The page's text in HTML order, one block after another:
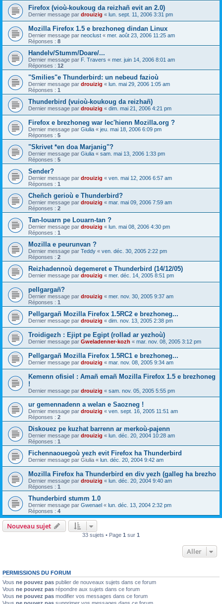
Firefox (vioù-koukoug da reizhañ evit an 2.0)
Dernier message par drouizig « lun. sept. 11, 2006 3:31 pm
Mozilla Firefox 1.5 e brezhoneg dindan Linux
Dernier message par neoclust « mer. août 23, 2006 11:25 am
Réponses : 8
Handelv/Stumm/Doare/...
Dernier message par F. Travers « mer. juin 14, 2006 8:01 am
Réponses : 12
"Smilies"e Thunderbird: un nebeud fazioù
Dernier message par drouizig « lun. mai 29, 2006 1:05 am
Réponses : 1
Thunderbird (vuioù-koukoug da reizhañ)
Dernier message par drouizig « dim. mai 21, 2006 4:21 pm
Firefox e brezhoneg war lec'hienn Mozilla.org ?
Dernier message par Giulia « jeu. mai 18, 2006 6:09 pm
Réponses : 5
"Skrivet *en doa Marjanig"?
Dernier message par Giulia « sam. mai 13, 2006 1:33 pm
Réponses : 5
Sender?
Dernier message par drouizig « ven. mai 12, 2006 6:57 am
Réponses : 1
Cheñch gerioù e Thunderbird?
Dernier message par drouizig « mar. mai 09, 2006 7:59 am
Réponses : 2
Tan-louarn pe Louarn-tan ?
Dernier message par drouizig « lun. mai 08, 2006 4:30 pm
Réponses : 1
Mozilla e peurunvan ?
Dernier message par Teddy « ven. déc. 30, 2005 2:22 pm
Réponses : 2
Reizhadennoù degemeret e Thunderbird (14/12/05)
Dernier message par drouizig « mer. déc. 14, 2005 8:51 pm
pellgargañ?
Dernier message par drouizig « mer. nov. 30, 2005 9:37 am
Réponses : 1
Pellgargañ Mozilla Firefox 1.5RC2 e brezhoneg...
Dernier message par drouizig « dim. nov. 13, 2005 2:38 pm
Troidigezh : Ejipt pe Egipt (rollad ar yezhoù)
Dernier message par Gweladenner-kozh « mar. nov. 08, 2005 3:12 pm
Pellgargañ Mozilla Firefox 1.5RC1 e brezhoneg...
Dernier message par drouizig « mar. nov. 08, 2005 9:34 am
Kemenn ofisiel : Amañ emañ Mozilla Firefox 1.5 e brezhoneg
!
Dernier message par drouizig « sam. nov. 05, 2005 5:55 pm
ur gemennadenn a welan e Saozneg !
Dernier message par drouizig « ven. sept. 16, 2005 11:51 am
Réponses : 2
Diskouez pe kuzhat barrenn ar merkoù-pajenn
Dernier message par drouizig « lun. déc. 20, 2004 10:28 am
Réponses : 1
Fichennaouegoù yezh evit Firefox ha Thunderbird
Dernier message par Giulia « lun. déc. 20, 2004 9:42 am
Mozilla Firefox ha Thunderbird en div yezh (galleg ha brezho
Dernier message par drouizig « lun. déc. 20, 2004 9:40 am
Réponses : 1
Thunderbird stumm 1.0
Dernier message par Gwenael « lun. déc. 13, 2004 2:32 pm
Réponses : 4
Nouveau sujet
33 sujets • Page 1 sur 1
Aller
PERMISSIONS DU FORUM
Vous ne pouvez pas publier de nouveaux sujets dans ce forum
Vous ne pouvez pas répondre aux sujets dans ce forum
Vous ne pouvez pas modifier vos messages dans ce forum